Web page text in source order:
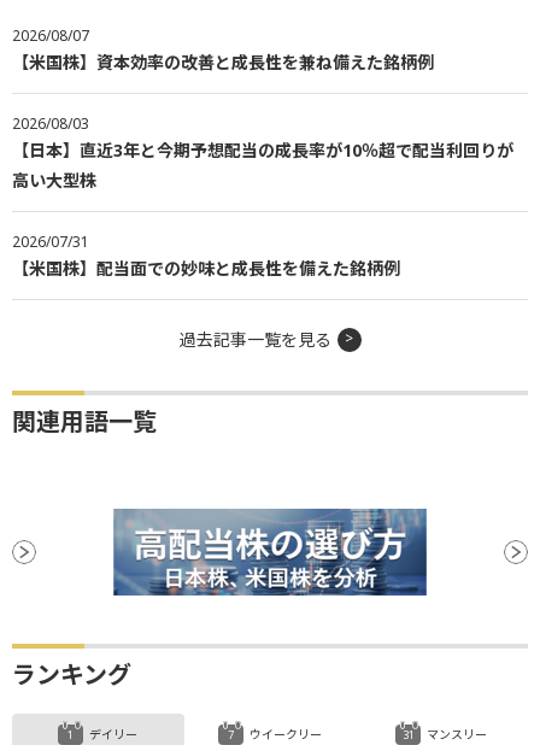
2026/08/07
【米国株】資本効率の改善と成長性を兼ね備えた銘柄例
2026/08/03
【日本】直近3年と今期予想配当の成長率が10％超で配当利回りが
高い大型株
2026/07/31
【米国株】配当面での妙味と成長性を備えた銘柄例
過去記事一覧を見る
関連用語一覧
ランキング
デイリー ウイークリー マンスリー